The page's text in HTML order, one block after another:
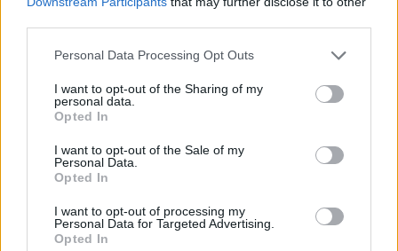
Please note that this website/app uses one or more Google
not limited to your visit or usage behaviour. You may click to
grant or deny consent to Google and its third-party tags to
use your data for below specified purposes in below Google
consent section.
Personal Data Processing Opt Outs
I want to opt-out of the Sharing of my
personal data.
Opted In
I want to opt-out of the Sale of my
Personal Data.
Opted In
I want to opt-out of processing my
Personal Data for Targeted Advertising.
Opted In
Ευρωπαϊκή Ένωση: Eν αναμονή αύξησης των
δασμών στα εισαγόμενα κινέζικα ηλεκτρικά
αυτοκίνητα